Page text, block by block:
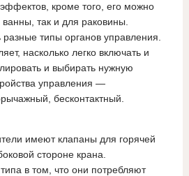
кроме того, его можно
ванны, так и для раковины.
типы органов управления.
насколько легко включать и
и выбирать нужную
управления —
бесконтактный.
имеют клапаны для горячей
стороне крана.
в том, что они потребляют